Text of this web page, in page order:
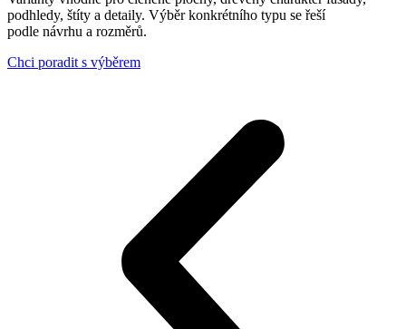
podhledy, štíty a detaily. Výběr konkrétního typu se řeší
podle návrhu a rozměrů.
Chci poradit s výběrem